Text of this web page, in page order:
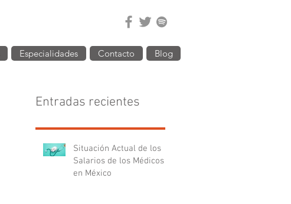
Especialidades Contacto Blog
Entradas recientes
Situación Actual de los
Salarios de los Médicos
en México